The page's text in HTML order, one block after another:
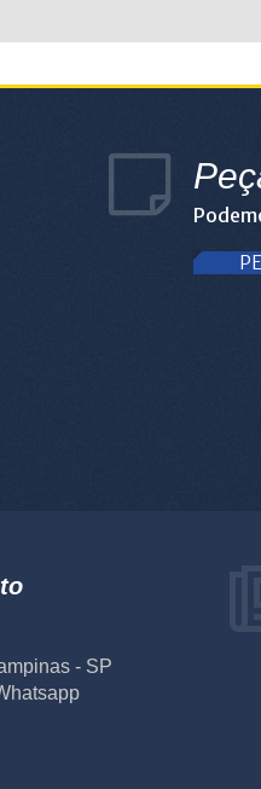
- SP